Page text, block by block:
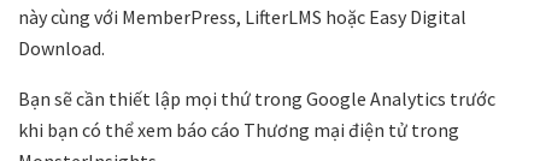
này cùng với MemberPress, LifterLMS hoặc Easy Digital
Download.
Bạn sẽ cần thiết lập mọi thứ trong Google Analytics trước
khi bạn có thể xem báo cáo Thương mại điện tử trong